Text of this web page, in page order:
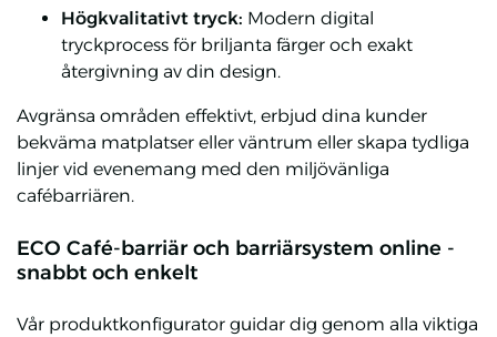
Högkvalitativt tryck: Modern digital
tryckprocess för briljanta färger och exakt
återgivning av din design.
Avgränsa områden effektivt, erbjud dina kunder
bekväma matplatser eller väntrum eller skapa tydliga
linjer vid evenemang med den miljövänliga
cafébarriären.
ECO Café-barriär och barriärsystem online -
snabbt och enkelt
Vår produktkonfigurator guidar dig genom alla viktiga